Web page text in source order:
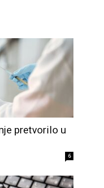
pretvorilo u
6